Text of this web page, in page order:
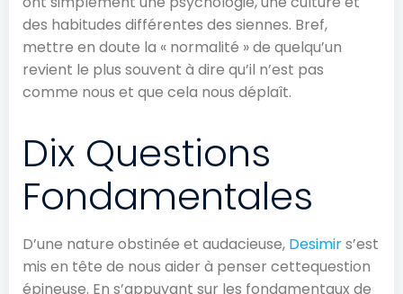
des habitudes différentes des siennes. Bref,
mettre en doute la « normalité » de quelqu’un
revient le plus souvent à dire qu’il n’est pas
comme nous et que cela nous déplaît.
Dix Questions
Fondamentales
D’une nature obstinée et audacieuse, Desimirs’est
mis en tête de nous aider à penser cettequestion
épineuse. En s’appuyant sur les fondamentaux de